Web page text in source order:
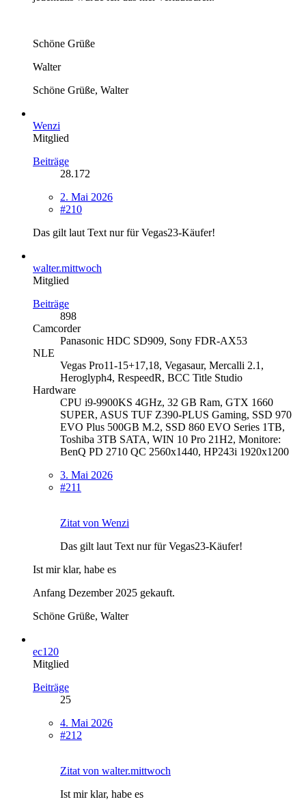
Schöne Grüße
Walter
Schöne Grüße, Walter
Wenzi
Mitglied
Beiträge
28.172
2. Mai 2026
#210
Das gilt laut Text nur für Vegas23-Käufer!
walter.mittwoch
Mitglied
Beiträge
898
Camcorder
Panasonic HDC SD909, Sony FDR-AX53
NLE
Vegas Pro11-15+17,18, Vegasaur, Mercalli 2.1,
Heroglyph4, RespeedR, BCC Title Studio
Hardware
CPU i9-9900KS 4GHz, 32 GB Ram, GTX 1660
SUPER, ASUS TUF Z390-PLUS Gaming, SSD 970
EVO Plus 500GB M.2, SSD 860 EVO Series 1TB,
Toshiba 3TB SATA, WIN 10 Pro 21H2, Monitore:
BenQ PD 2710 QC 2560x1440, HP243i 1920x1200
3. Mai 2026
#211
Zitat von Wenzi
Das gilt laut Text nur für Vegas23-Käufer!
Ist mir klar, habe es
Anfang Dezember 2025 gekauft.
Schöne Grüße, Walter
ec120
Mitglied
Beiträge
25
4. Mai 2026
#212
Zitat von walter.mittwoch
Ist mir klar, habe es